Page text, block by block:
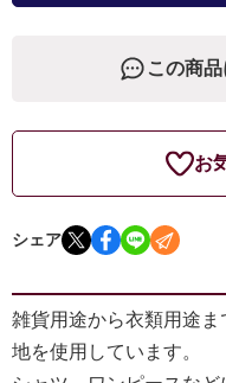
この商
お
シェア
雑貨用途から衣類用途
地を使用しています。